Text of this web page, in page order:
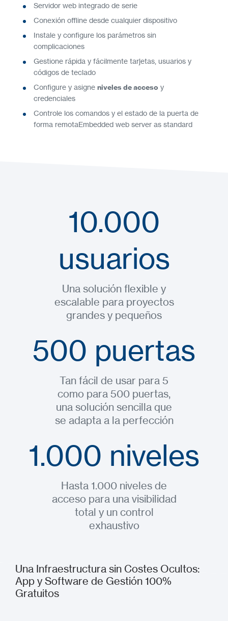
Servidor web integrado de serie
Conexión offline desde cualquier dispositivo
Instale y configure los parámetros sin
complicaciones
Gestione rápida y fácilmente tarjetas, usuarios y
códigos de teclado
Configure y asigne niveles de acceso y
credenciales
Controle los comandos y el estado de la puerta de
forma remotaEmbedded web server as standard
10.000
usuarios
Una solución flexible y
escalable para proyectos
grandes y pequeños
500 puertas
Tan fácil de usar para 5
como para 500 puertas,
una solución sencilla que
se adapta a la perfección
1.000 niveles
Hasta 1.000 niveles de
acceso para una visibilidad
total y un control
exhaustivo
Una Infraestructura sin Costes Ocultos:
App y Software de Gestión 100%
Gratuitos